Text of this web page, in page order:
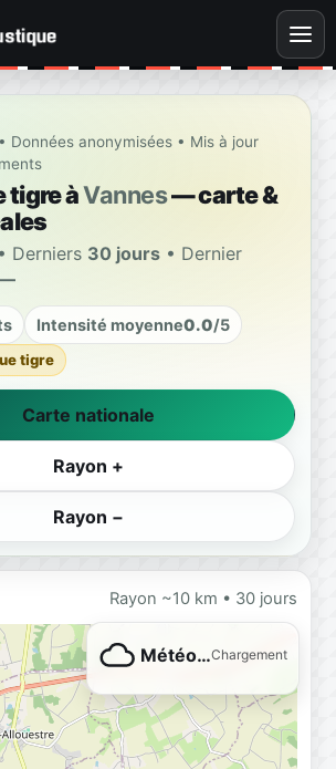
Données anonymisées • Mis à jour
tigre àVannes— carte &
• Derniers 30 jours • Dernier
Intensité moyenne0.0/5
tigre
Carte nationale
Rayon +
Rayon −
Rayon ~10 km • 30 jours
Météo…Chargement